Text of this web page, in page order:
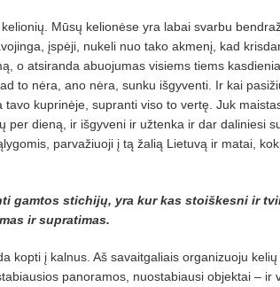
Mūsų kelionėse yra labai svarbu
įspėji, nukeli nuo tako akmenį, kad
o atsiranda abuojumas visiems tiems
to nėra, ano nėra, sunku išgyventi. Ir kai
kuprinėje, supranti viso to vertę. Juk
per dieną, ir išgyveni ir užtenka ir dar daliniesi
parvažiuoji į tą žalią Lietuvą ir matai,
gamtos stichijų, yra kur kas stoiškesni ir
ir supratimas.
kopti į kalnus. Aš savaitgaliais organizuoju kelių
panoramos, nuostabiausi objektai – ir